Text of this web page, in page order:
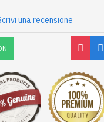
una recensione